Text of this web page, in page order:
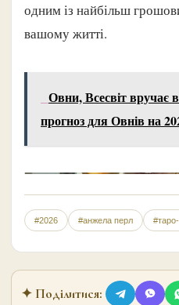
одним із найбільш
вашому житті.
Овни, Всесвіт
прогноз для Овнів на
#2026 #анжела перл
✦ Поділитися: